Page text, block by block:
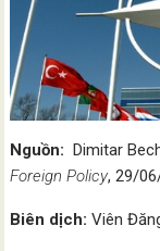
Nguồn: Dimitar
Foreign Policy, 29/
Biên dịch:Viên